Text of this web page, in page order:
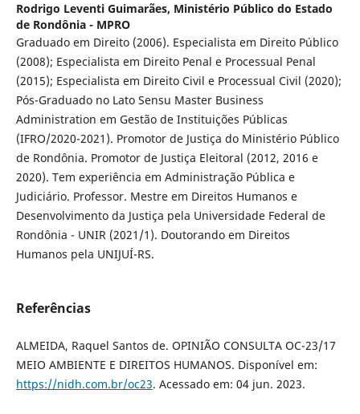
Rodrigo Leventi Guimarães, Ministério Público do Estado
de Rondônia - MPRO
Graduado em Direito (2006). Especialista em Direito Público
(2008); Especialista em Direito Penal e Processual Penal
(2015); Especialista em Direito Civil e Processual Civil (2020);
Pós-Graduado no Lato Sensu Master Business
Administration em Gestão de Instituições Públicas
(IFRO/2020-2021). Promotor de Justiça do Ministério Público
de Rondônia. Promotor de Justiça Eleitoral (2012, 2016 e
2020). Tem experiência em Administração Pública e
Judiciário. Professor. Mestre em Direitos Humanos e
Desenvolvimento da Justiça pela Universidade Federal de
Rondônia - UNIR (2021/1). Doutorando em Direitos
Humanos pela UNIJUÍ-RS.
Referências
ALMEIDA, Raquel Santos de. OPINIÃO CONSULTA OC-23/17
MEIO AMBIENTE E DIREITOS HUMANOS. Disponível em:
https://nidh.com.br/oc23. Acessado em: 04 jun. 2023.